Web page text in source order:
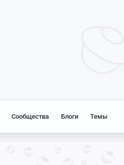
Сообщества Блоги Темы